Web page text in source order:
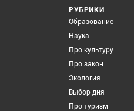
РУБРИКИ
Образование
Наука
Про культуру
Про закон
Экология
Выбор дня
Про туризм